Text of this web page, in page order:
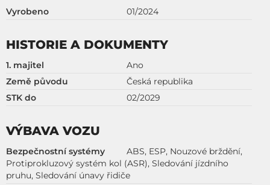
Vyrobeno 01/2024
HISTORIE A DOKUMENTY
1. majitel
Ano
Země původu
Česká republika
STK do
02/2029
VÝBAVA VOZU
Bezpečnostní systémy
ABS, ESP, Nouzové brždění,
Protiprokluzový systém kol (ASR), Sledování jízdního
pruhu, Sledování únavy řidiče